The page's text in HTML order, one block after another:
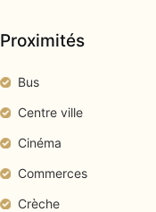
Proximités
Bus
Centre ville
Cinéma
Commerces
Crèche